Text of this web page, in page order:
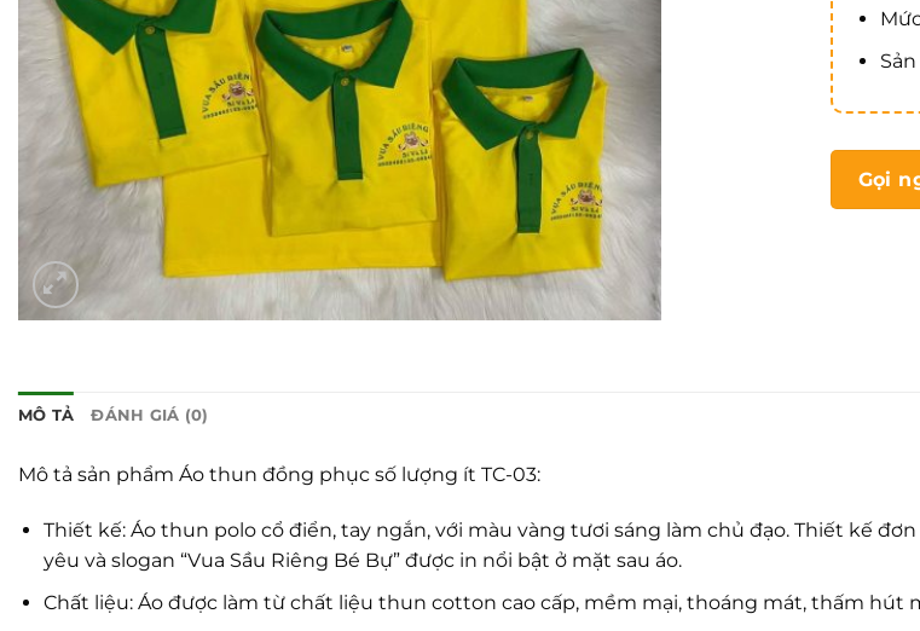
Gọi
MÔ TẢ ĐÁNH GIÁ (0)
Mô tả sản phẩm Áo thun đồng phục số lượng ít TC-03:
Thiết kế: Áo thun polo cổ điển, tay ngắn, với màu vàng tươi sáng làm chủ đạo. Thiết kế
yêu và slogan “Vua Sầu Riêng Bé Bự” được in nổi bật ở mặt sau áo.
Chất liệu: Áo được làm từ chất liệu thun cotton cao cấp, mềm mại, thoáng mát, thấm hút